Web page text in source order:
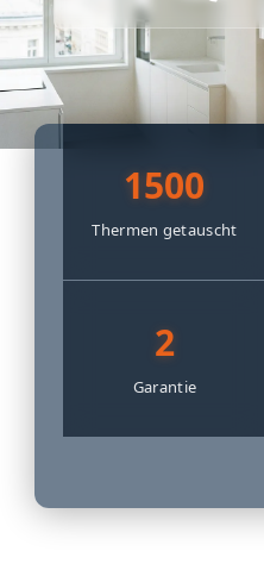
1500
Thermen getauscht
2
Garantie